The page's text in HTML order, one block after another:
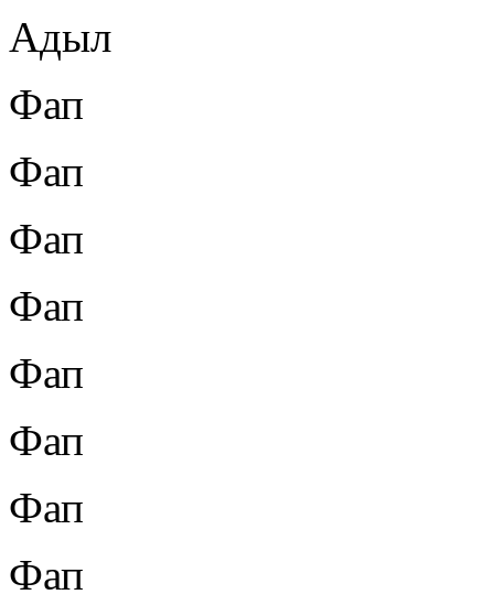
Адыл
Фап
Фап
Фап
Фап
Фап
Фап
Фап
Фап